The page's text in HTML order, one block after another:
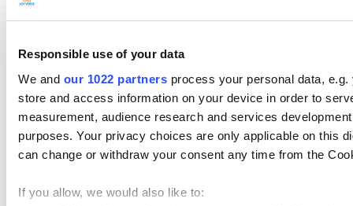
Responsible use of your data
We and our 1022 partners process your personal data,
store and access information on your device in order to
measurement, audience research and services
purposes. Your privacy choices are only applicable on this
can change or withdraw your consent any time from the
If you allow, we would also like to:
Ustawienia
Płatności
Artykuły
Loyverse POS
Dashboard
Wyświetlacz klienta